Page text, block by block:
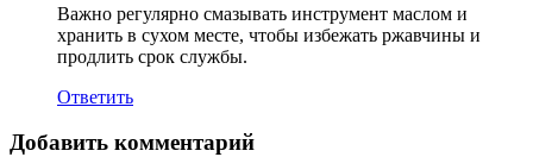
Важно регулярно смазывать инструмент маслом и
хранить в сухом месте, чтобы избежать ржавчины и
продлить срок службы.
Ответить
Добавить комментарий